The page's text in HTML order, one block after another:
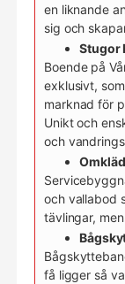
en liknande
sig och
Stugor
Boende på
exklusivt,
marknad för
Unikt och
och
och vallabod
tävlingar,
få ligger så